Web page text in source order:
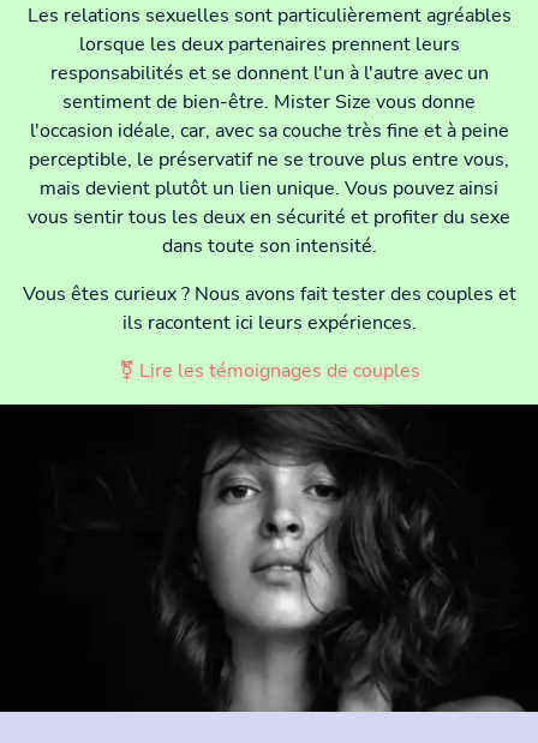
Les relations sexuelles sont particulièrement agréables
lorsque les deux partenaires prennent leurs
responsabilités et se donnent l'un à l'autre avec un
sentiment de bien-être. Mister Size vous donne
l'occasion idéale, car, avec sa couche très fine et à peine
perceptible, le préservatif ne se trouve plus entre vous,
mais devient plutôt un lien unique. Vous pouvez ainsi
vous sentir tous les deux en sécurité et profiter du sexe
dans toute son intensité.
Vous êtes curieux ? Nous avons fait tester des couples et
ils racontent ici leurs expériences.
⚧ Lire les témoignages de couples